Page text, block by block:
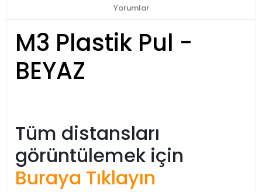
Yorumlar
M3 Plastik Pul -
BEYAZ
Tüm distansları
görüntülemek için
Buraya Tıklayın